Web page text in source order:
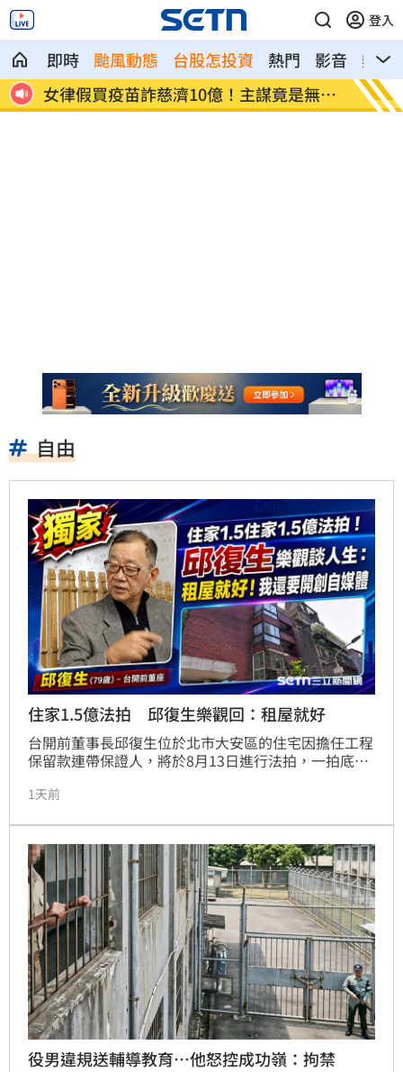
登入
即時 颱風動態 台股怎投資 熱門 影音
熱搜
慈濟10億！主謀竟是無業
胡瓜保險箱百萬現金消失
自由
住家1.5億法拍 邱復生樂觀回：租屋就好
台開前董事長邱復生位於北市大安區的住宅因擔任工程
保留款連帶保證人，將於8月13日進行法拍，一拍底價
態度，強調「該賠就賠」，並表示隨時能從零開始。他
預、純粹追求言論自由的媒體平台。邱復生指出，現今
媒體環境受藍綠白政治影響過大，他希望推動超越色彩
的聲音，重拾當年監製《悲情城市》時對言論自由的堅
持。儘管事業面臨挑戰，他仍維持運動習慣，並強調與
家人感情依舊，將專注於自媒體開創新局。
1天前
役男違規送輔導教育…他怒控成功嶺：拘禁